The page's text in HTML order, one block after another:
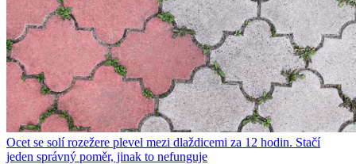
Ocet se solí rozežere plevel mezi dlaždicemi za 12 hodin. Stačí
jeden správný poměr, jinak to nefunguje